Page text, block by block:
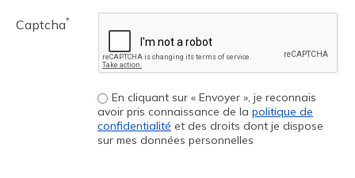
Captcha*
En cliquant sur « Envoyer », je reconnais
avoir pris connaissance de la politique de
confidentialité et des droits dont je dispose
sur mes données personnelles